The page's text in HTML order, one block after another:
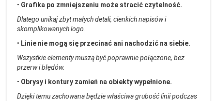
• Grafika po zmniejszeniu może stracić czytelność.
Dlatego unikaj zbyt małych detali, cienkich napisów i
skomplikowanych logo.
• Linie nie mogą się przecinać ani nachodzić na siebie.
Wszystkie elementy muszą być poprawnie połączone, bez
przerw i błędów.
• Obrysy i kontury zamień na obiekty wypełnione.
Dzięki temu zachowana będzie właściwa grubość linii podczas